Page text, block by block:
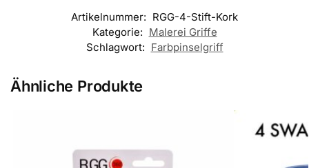
Artikelnummer: RGG-4-Stift-Kork
Kategorie: Malerei Griffe
Schlagwort: Farbpinselgriff
Ähnliche Produkte